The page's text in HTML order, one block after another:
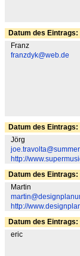
Datum des Eintrags:
Franz
franzdyk@web.de
Datum des Eintrags:
Jörg
http://
Datum des Eintrags:
Martin
http://
Datum des Eintrags:
eric